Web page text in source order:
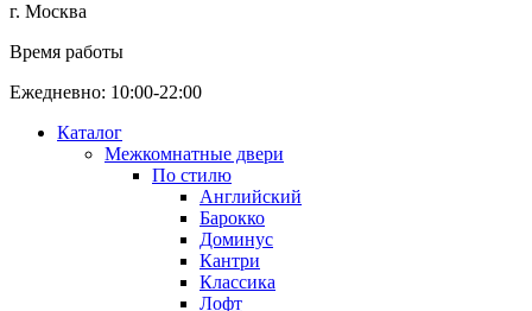
г. Москва
Время работы
Ежедневно: 10:00-22:00
Каталог
Межкомнатные двери
По стилю
Английский
Барокко
Доминус
Кантри
Классика
Лофт